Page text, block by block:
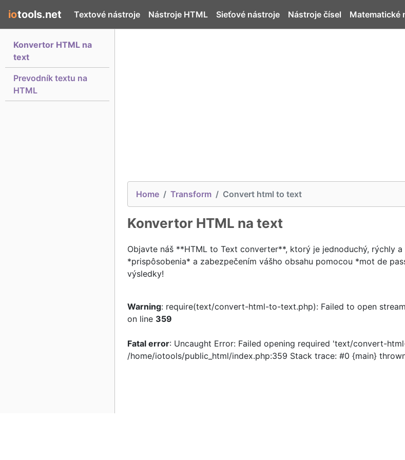
iotools.net Textové nástroje Nástroje HTML Sieťové nástroje Nástroje čísel Matematické
Konvertor HTML na
text
Prevodník textu na
HTML
Home Transform Convert html to text
Konvertor HTML na text
Objavte náš **HTML to Text converter**, ktorý je jednoduchý, rýchly
*prispôsobenia* a zabezpečením vášho obsahu pomocou *mot de
výsledky!
Warning: require(text/convert-html-to-text.php): Failed to open
on line 359
Fatal error: Uncaught Error: Failed opening required 'text/convert-
/home/iotools/public_html/index.php:359 Stack trace: #0 {main}